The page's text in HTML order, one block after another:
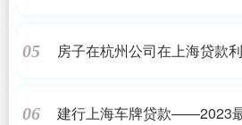
05
房子在杭州公司在上海贷
06 建行上海车牌贷款——2023